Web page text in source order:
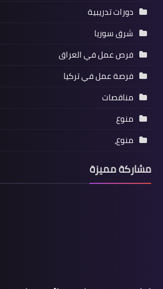
دورات تدريبية
شرق سوريا
فرص عمل في العراق
فرصة عمل في تركيا
مناقصات
منوع
منوع،
مشاركة مميزة